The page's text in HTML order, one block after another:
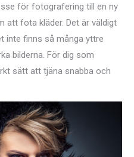
för fotografering till en ny
att fota kläder. Det är väldigt
inte finns så många yttre
bilderna. För dig som
sätt att tjäna snabba och